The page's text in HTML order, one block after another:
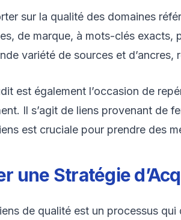
sur la qualité des domaines
de marque, à mots-clés
variété de sources et
est également l’occasion de
Il s’agit de liens provenant de
est cruciale pour prendre des
une Stratégie
de qualité est un processus